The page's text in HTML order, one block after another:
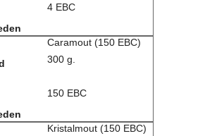
4 EBC
Caramout (150 EBC)
300 g.
150 EBC
Kristalmout (150 EBC)